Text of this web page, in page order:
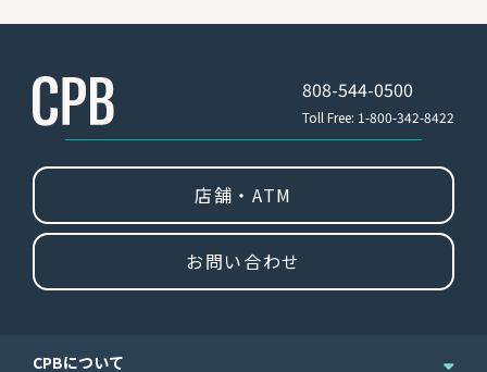
808-544-0500
Toll Free: 1-800-342-8422
店舗・ATM
お問い合わせ
CPBについて